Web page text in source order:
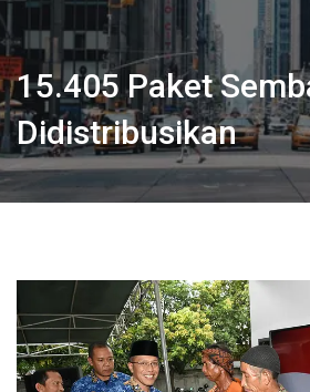
15.405 Paket
Didistribusikan